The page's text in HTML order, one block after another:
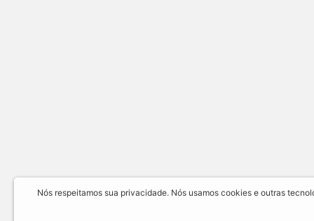
Nós respeitamos sua privacidade. Nós usamos cookies e outras